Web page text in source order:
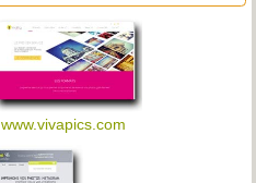
www.vivapics.com